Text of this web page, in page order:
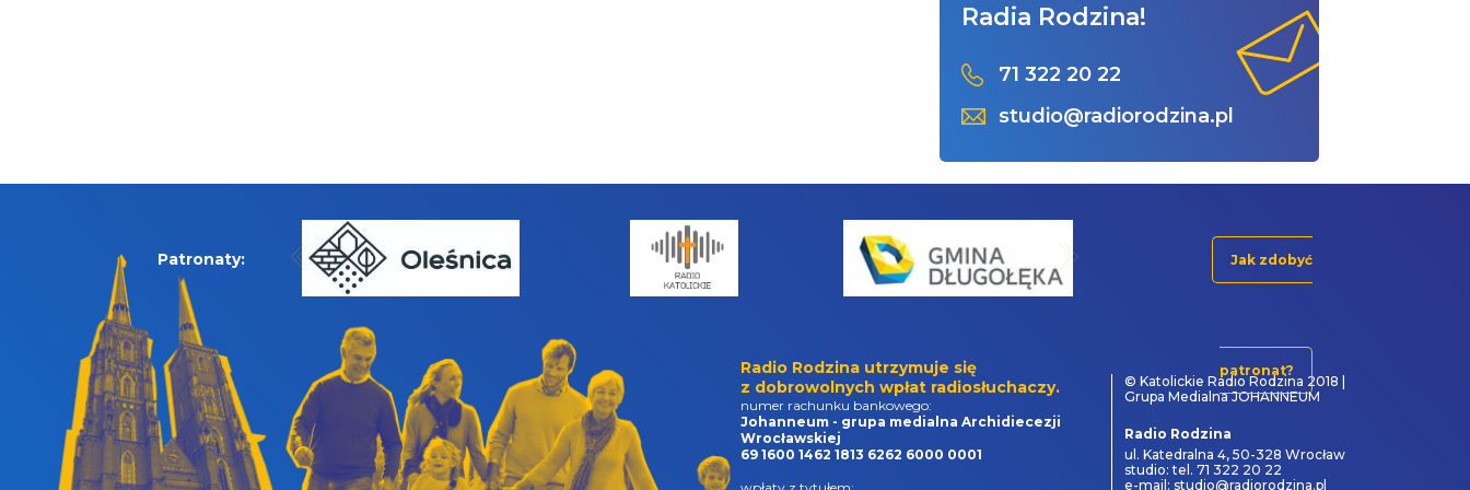
Radia Rodzina!
71 322 20 22
studio@radiorodzina.pl
Patronaty: Jak zdobyć
patronat?
Radio Rodzina utrzymuje się
z dobrowolnych wpłat radiosłuchaczy.
numer rachunku bankowego:
Johanneum - grupa medialna Archidiecezji
Wrocławskiej
69 1600 1462 1813 6262 6000 0001
© Katolickie Radio Rodzina 2018 |
Grupa Medialna JOHANNEUM
Radio Rodzina
ul. Katedralna 4, 50-328 Wrocław
studio: tel. 71 322 20 22
e-mail: studio@radiorodzina.pl